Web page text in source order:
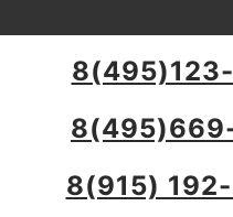
8(915)